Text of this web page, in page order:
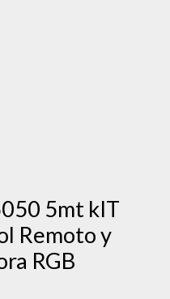
5mt kIT
Remoto y
RGB